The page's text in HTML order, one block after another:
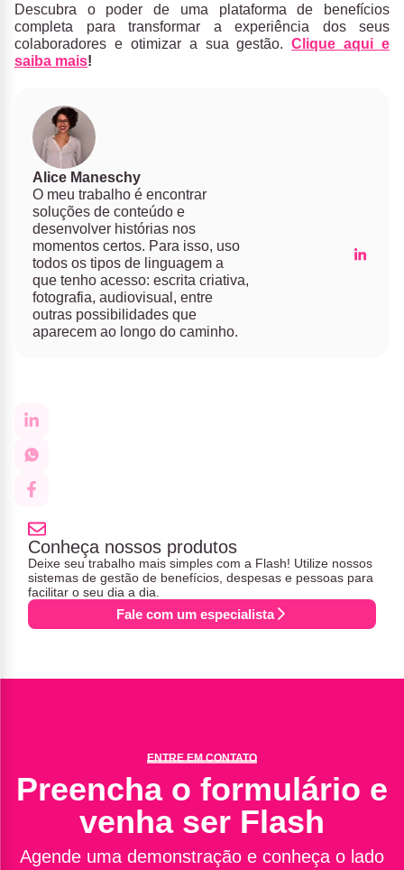
Descubra o poder de uma plataforma de benefícios
completa para transformar a experiência dos seus
colaboradores e otimizar a sua gestão.Clique aqui e
saiba mais!
Alice Maneschy
O meu trabalho é encontrar
soluções de conteúdo e
desenvolver histórias nos
momentos certos. Para isso, uso
todos os tipos de linguagem a
que tenho acesso: escrita criativa,
fotografia, audiovisual, entre
outras possibilidades que
aparecem ao longo do caminho.
Conheça nossos produtos
Deixe seu trabalho mais simples com a Flash! Utilize nossos
sistemas de gestão de benefícios, despesas e pessoas para
facilitar o seu dia a dia.
Fale com um especialista
ENTRE EM CONTATO
Preencha o formulário e
venha ser Flash
Agende uma demonstração e conheça o lado